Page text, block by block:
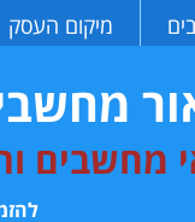
מיקום העסק
מחשבים